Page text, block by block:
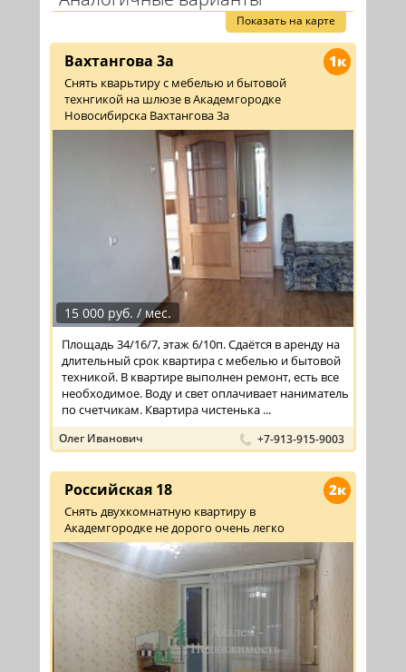
Показать на карте
1к
Вахтангова 3а
Снять кварьтиру с мебелью и бытовой
технгикой на шлюзе в Академгородке
Новосибирска Вахтангова 3а
15 000 руб. / мес.
Площадь 34/16/7, этаж 6/10п. Сдаётся в аренду на
длительный срок квартира с мебелью и бытовой
техникой. В квартире выполнен ремонт, есть все
необходимое. Воду и свет оплачивает наниматель
по счетчикам. Квартира чистенька ...
Олег Иванович +7-913-915-9003
2к
Российская 18
Снять двухкомнатную квартиру в
Академгородке не дорого очень легко